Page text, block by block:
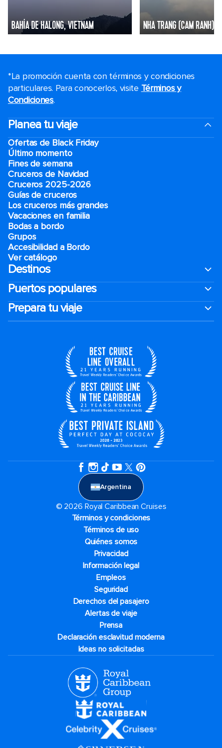
BAHÍA DE HALONG, VIETNAM NHA TRANG (CAM RANH),
*La promoción cuenta con términos y condiciones
particulares. Para conocerlos, visite Términos y
Condiciones.
Planea tu viaje
Ofertas de Black Friday
Último momento
Fines de semana
Cruceros de Navidad
Cruceros 2025-2026
Guías de cruceros
Los cruceros más grandes
Vacaciones en familia
Bodas a bordo
Grupos
Accesibilidad a Bordo
Ver catálogo
Destinos
Puertos populares
Prepara tu viaje
Argentina
© 2026 Royal Caribbean Cruises
Términos y condiciones
Términos de uso
Quiénes somos
Privacidad
Información legal
Empleos
Seguridad
Derechos del pasajero
Alertas de viaje
Prensa
Declaración esclavitud moderna
Ideas no solicitadas